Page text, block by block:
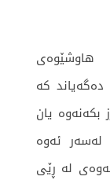
دەگەیاند کە
بکەنەوە یان
لەسەر ئەوە
لە ڕێی